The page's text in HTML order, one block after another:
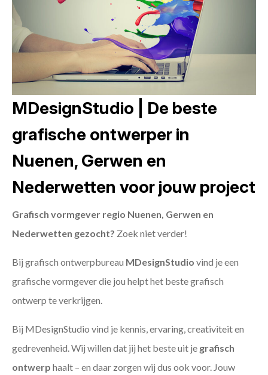
MDesignStudio | De beste
grafische ontwerper in
Nuenen, Gerwen en
Nederwetten voor jouw project
Grafisch vormgever regio Nuenen, Gerwen en
Nederwetten gezocht? Zoek niet verder!
Bij grafisch ontwerpbureau MDesignStudio vind je een
grafische vormgever die jou helpt het beste grafisch
ontwerp te verkrijgen.
Bij MDesignStudio vind je kennis, ervaring, creativiteit en
gedrevenheid. Wij willen dat jij het beste uit je grafisch
ontwerp haalt – en daar zorgen wij dus ook voor. Jouw